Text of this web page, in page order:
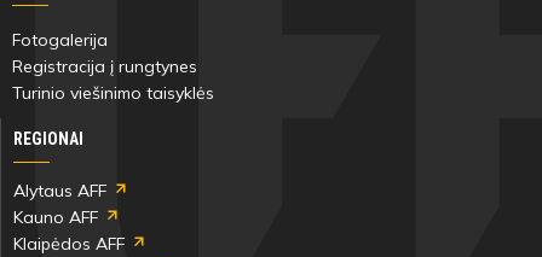
Fotogalerija
Registracija į rungtynes
Turinio viešinimo taisyklės
REGIONAI
Alytaus AFF
Kauno AFF
Klaipėdos AFF